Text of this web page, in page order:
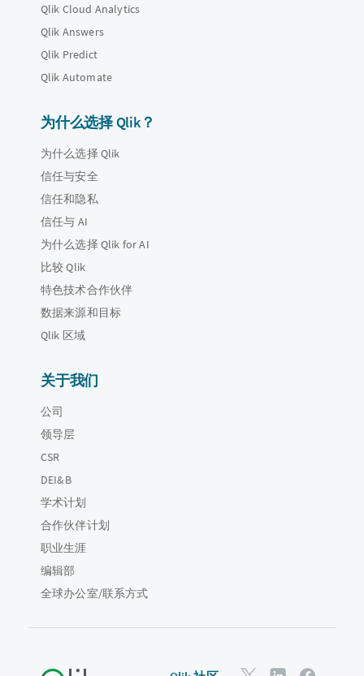
Qlik Cloud Analytics
Qlik Answers
Qlik Predict
Qlik Automate
为什么选择 Qlik？
为什么选择 Qlik
信任与安全
信任和隐私
信任与 AI
为什么选择 Qlik for AI
比较 Qlik
特色技术合作伙伴
数据来源和目标
Qlik 区域
关于我们
公司
领导层
CSR
DEI&B
学术计划
合作伙伴计划
职业生涯
编辑部
全球办公室/联系方式